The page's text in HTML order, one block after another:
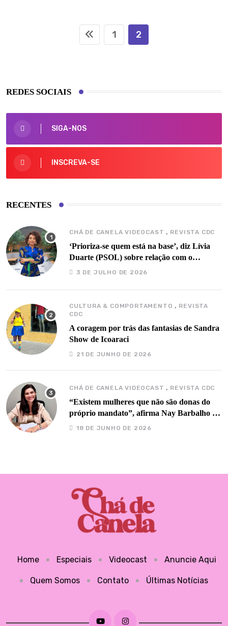
1 2
REDES SOCIAIS
SIGA-NOS
INSCREVA-SE
RECENTES
CHÁ DE CANELA VIDEOCAST , REVISTA CDC
‘Prioriza-se quem está na base’, diz Lívia
Duarte (PSOL) sobre relação com o
governo Barbalho
3 DE JULHO DE 2026
CULTURA & COMPORTAMENTO , REVISTA
CDC
A coragem por trás das fantasias de Sandra
Show de Icoaraci
21 DE JUNHO DE 2026
CHÁ DE CANELA VIDEOCAST , REVISTA CDC
“Existem mulheres que não são donas do
próprio mandato”, afirma Nay Barbalho no
Chá de Canela
18 DE JUNHO DE 2026
Home Especiais Videocast Anuncie Aqui
Quem Somos Contato Últimas Notícias